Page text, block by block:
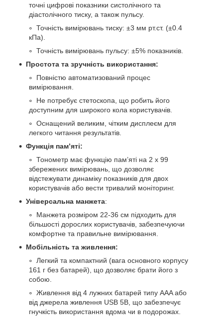
точні цифрові показники систолічного та
діастолічного тиску, а також пульсу.
Точність вимірювань тиску: ±3 мм рт.ст. (±0.4
кПа).
Точність вимірювань пульсу: ±5% показників.
Простота та зручність використання:
Повністю автоматизований процес
вимірювання.
Не потребує стетоскопа, що робить його
доступним для широкого кола користувачів.
Оснащений великим, чітким дисплеєм для
легкого читання результатів.
Функція пам’яті:
Тонометр має функцію пам’яті на 2 x 99
збережених вимірювань, що дозволяє
відстежувати динаміку показників для двох
користувачів або вести тривалий моніторинг.
Універсальна манжета:
Манжета розміром 22-36 см підходить для
більшості дорослих користувачів, забезпечуючи
комфортне та правильне вимірювання.
Мобільність та живлення:
Легкий та компактний (вага основного корпусу
161 г без батарей), що дозволяє брати його з
собою.
Живлення від 4 лужних батарей типу AAA або
від джерела живлення USB 5В, що забезпечує
гнучкість використання вдома чи в подорожах.